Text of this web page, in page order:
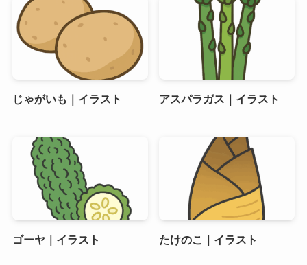
じゃがいも｜イラスト アスパラガス｜イラスト
ゴーヤ｜イラスト たけのこ｜イラスト